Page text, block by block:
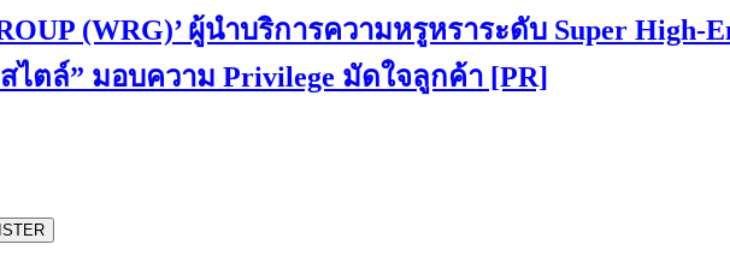
(WRG)’ ผู้นำบริการความหรูหราระดับ Super High-
ไตล์” มอบความ Privilege มัดใจลูกค้า [PR]